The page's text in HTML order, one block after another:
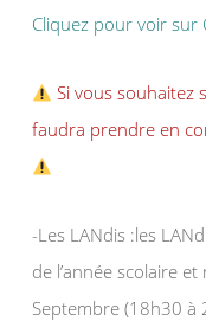
Cliquez pour voir sur
Si vous souhaitez
faudra prendre en
-Les LANdis :les
de l’année scolaire
Septembre (18h30 à